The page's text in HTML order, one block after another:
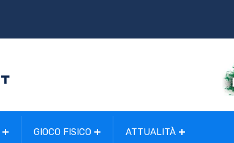
GIOCO FISICO ATTUALITÀ